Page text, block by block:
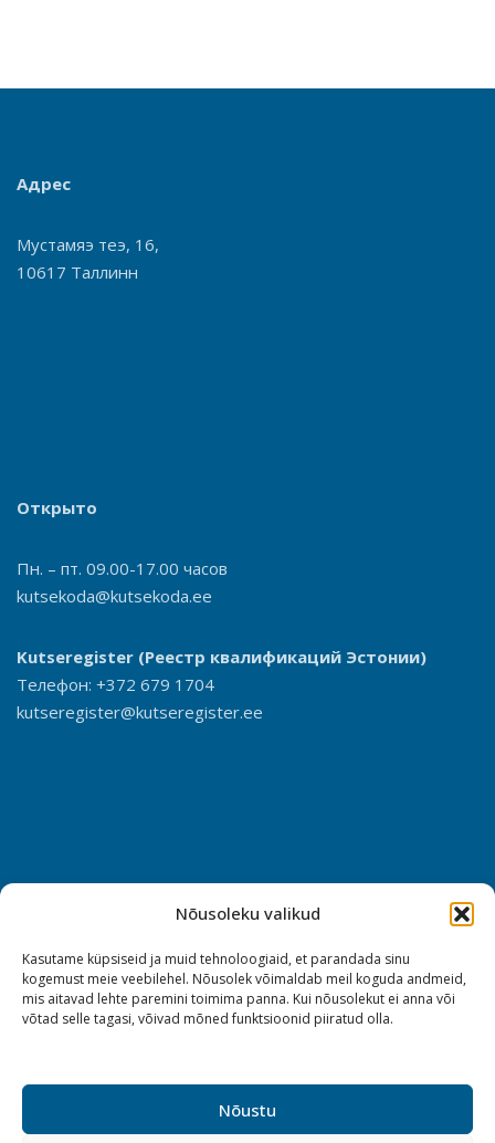
Nõusoleku valikud
Kasutame küpsiseid ja muid tehnoloogiaid, et parandada sinu
kogemust meie veebilehel. Nõusolek võimaldab meil koguda andmeid,
mis aitavad lehte paremini toimima panna. Kui nõusolekut ei anna või
võtad selle tagasi, võivad mõned funktsioonid piiratud olla.
Nõustu
Адрес
Мустамяэ теэ, 16,
10617 Таллинн
Открыто
Пн. – пт. 09.00-17.00 часов
kutsekoda@kutsekoda.ee
Kutseregister (Реестр квалификаций Эстонии)
Телефон: +372 679 1704
kutseregister@kutseregister.ee